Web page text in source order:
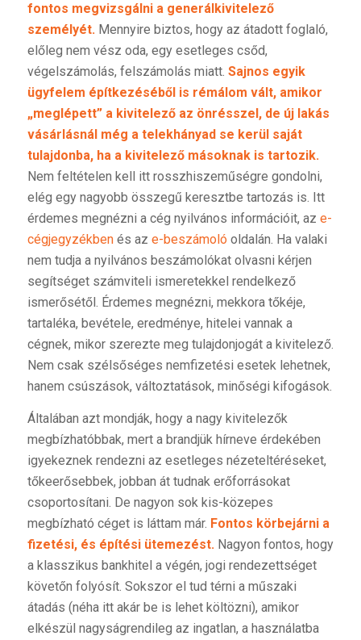
fontos megvizsgálni a generálkivitelező
személyét.Mennyire biztos, hogy az átadott foglaló,
előleg nem vész oda, egy esetleges csőd,
végelszámolás, felszámolás miatt. Sajnos egyik
ügyfelem építkezéséből is rémálom vált, amikor
„meglépett” a kivitelező az önrésszel, de új lakás
vásárlásnál még a telekhányad se kerül saját
tulajdonba, ha a kivitelező másoknak is tartozik.
Nem feltételen kell itt rosszhiszeműségre gondolni,
elég egy nagyobb összegű keresztbe tartozás is. Itt
érdemes megnézni a cég nyilvános információit, az e-
cégjegyzékbenés az e-beszámolóoldalán. Ha valaki
nem tudja a nyilvános beszámolókat olvasni kérjen
segítséget számviteli ismeretekkel rendelkező
ismerősétől. Érdemes megnézni, mekkora tőkéje,
tartaléka, bevétele, eredménye, hitelei vannak a
cégnek, mikor szerezte meg tulajdonjogát a kivitelező.
Nem csak szélsőséges nemfizetési esetek lehetnek,
hanem csúszások, változtatások, minőségi kifogások.
Általában azt mondják, hogy a nagy kivitelezők
megbízhatóbbak, mert a brandjük hírneve érdekében
igyekeznek rendezni az esetleges nézeteltéréseket,
tőkeerősebbek, jobban át tudnak erőforrásokat
csoportosítani. De nagyon sok kis-közepes
megbízható céget is láttam már. Fontos körbejárni a
fizetési, és építési ütemezést. Nagyon fontos, hogy
a klasszikus bankhitel a végén, jogi rendezettséget
követőn folyósít. Sokszor el tud térni a műszaki
átadás (néha itt akár be is lehet költözni), amikor
elkészül nagyságrendileg az ingatlan, a használatba